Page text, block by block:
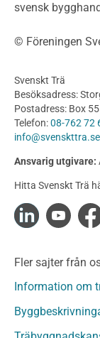
Byggnation
Utförande
Produkter
Limträ
Fanerträ
Fanerträ
Träpanel
svensk
© Föreningen
Svenskt Trä
Besöksadress:
Postadress: Box
Telefon:08-762 72
info@svenskttra.se
Ansvarig utgivare:
Hitta Svenskt Trä
Fler sajter från
Information om